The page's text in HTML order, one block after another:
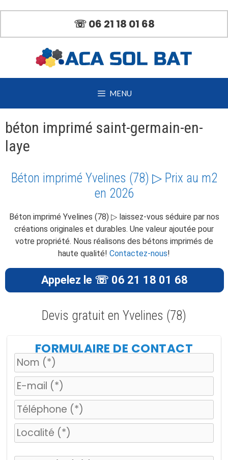
contenu
☏ 06 21 18 01 68
MENU
béton imprimé saint-germain-en-
laye
Béton imprimé Yvelines (78) ▷ Prix au m2
en 2026
Béton imprimé Yvelines (78) ▷ laissez-vous séduire par nos
créations originales et durables. Une valeur ajoutée pour
votre propriété. Nous réalisons des bétons imprimés de
haute qualité! Contactez-nous!
Appelez le ☏ 06 21 18 01 68
Devis gratuit en Yvelines (78)
FORMULAIRE DE CONTACT